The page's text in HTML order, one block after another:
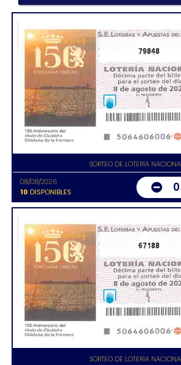
79848
SORTEO DE LOTERIA
08/08/2026
10 DISPONIBLES 0
67188
SORTEO DE LOTERIA